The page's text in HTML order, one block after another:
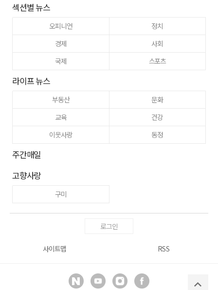
섹션별 뉴스
오피니언
정치
경제
사회
국제
스포츠
라이프 뉴스
부동산
문화
교육
건강
이웃사랑
동정
주간매일
고향사랑
구미
로그인
사이트맵 RSS